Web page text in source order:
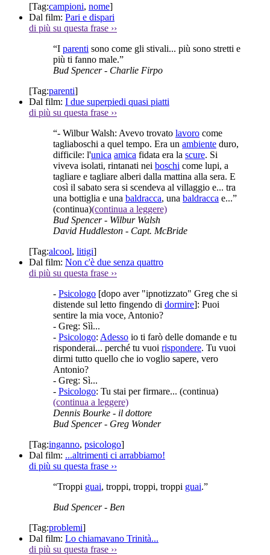
[Tag:campioni, nome]
Dal film: Pari e dispari
di più su questa frase ››
“I parenti sono come gli stivali... più sono stretti e
più ti fanno male.”
Bud Spencer- Charlie Firpo
[Tag:parenti]
Dal film: I due superpiedi quasi piatti
di più su questa frase ››
“- Wilbur Walsh: Avevo trovato lavoro come
tagliaboschi a quel tempo. Era un ambiente duro,
difficile: l'unica amica fidata era la scure. Si
viveva isolati, rintanati nei boschi come lupi, a
tagliare e tagliare alberi dalla mattina alla sera. E
così il sabato sera si scendeva al villaggio e... tra
una bottiglia e una baldracca, una baldracca e...”
(continua)(continua a leggere)
Bud Spencer- Wilbur Walsh
David Huddleston - Capt. McBride
[Tag:alcool, litigi]
Dal film: Non c'è due senza quattro
di più su questa frase ››
- Psicologo [dopo aver "ipnotizzato" Greg che si
distende sul letto fingendo di dormire]: Puoi
sentire la mia voce, Antonio?
- Greg: Sìì...
- Psicologo: Adesso io ti farò delle domande e tu
risponderai... perché tu vuoi rispondere. Tu vuoi
dirmi tutto quello che io voglio sapere, vero
Antonio?
- Greg: Sì...
- Psicologo: Tu stai per firmare... (continua)
(continua a leggere)
Dennis Bourke - il dottore
Bud Spencer- Greg Wonder
[Tag:inganno, psicologo]
Dal film: ...altrimenti ci arrabbiamo!
di più su questa frase ››
“Troppi guai, troppi, troppi, troppi guai.”
Bud Spencer- Ben
[Tag:problemi]
Dal film: Lo chiamavano Trinità...
di più su questa frase ››